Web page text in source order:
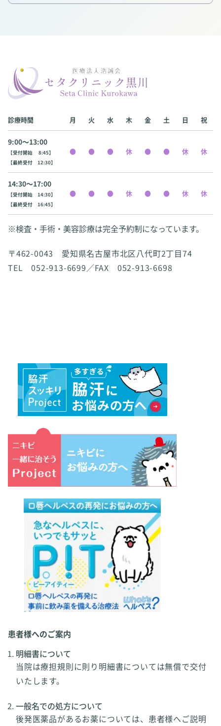
診療時間 月 火 水 木 金 土 日 祝
9:00〜13:00
【受付開始 8:45】
【最終受付 12:30】
14:30〜17:00
【受付開始 14:30】
【最終受付 16:45】
※検査・手術・美容診療は完全予約制になっています。
〒462-0043 愛知県名古屋市北区八代町2丁目74
TEL 052-913-6699／FAX 052-913-6698
患者様へのご案内
明細書について
当院は療担規則に則り明細書については無償で交付
いたします。
一般名での処方について
後発医薬品があるお薬については、患者様へご説明